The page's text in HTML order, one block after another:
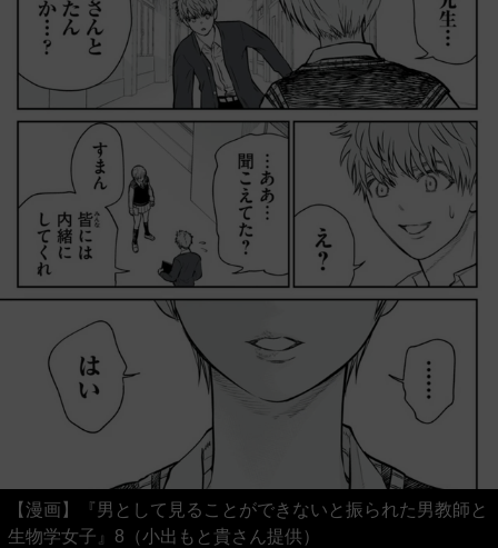
【漫画】『男として見ることができないと振られた男教師と
生物学女子』8（小出もと貴さん提供）